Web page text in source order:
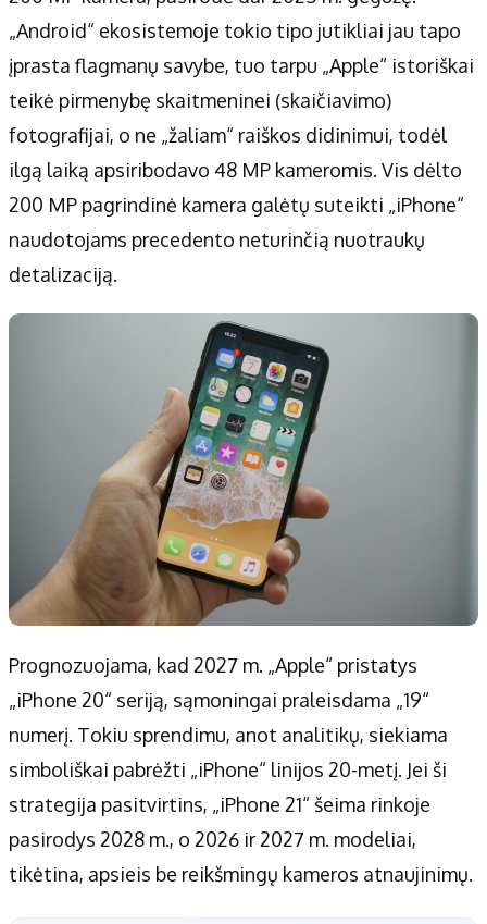
„Android“ ekosistemoje tokio tipo jutikliai jau tapo
įprasta flagmanų savybe, tuo tarpu „Apple“ istoriškai
teikė pirmenybę skaitmeninei (skaičiavimo)
fotografijai, o ne „žaliam“ raiškos didinimui, todėl
ilgą laiką apsiribodavo 48 MP kameromis. Vis dėlto
200 MP pagrindinė kamera galėtų suteikti „iPhone“
naudotojams precedento neturinčią nuotraukų
detalizaciją.
Prognozuojama, kad 2027 m. „Apple“ pristatys
„iPhone 20“ seriją, sąmoningai praleisdama „19“
numerį. Tokiu sprendimu, anot analitikų, siekiama
simboliškai pabrėžti „iPhone“ linijos 20-metį. Jei ši
strategija pasitvirtins, „iPhone 21“ šeima rinkoje
pasirodys 2028 m., o 2026 ir 2027 m. modeliai,
tikėtina, apsieis be reikšmingų kameros atnaujinimų.